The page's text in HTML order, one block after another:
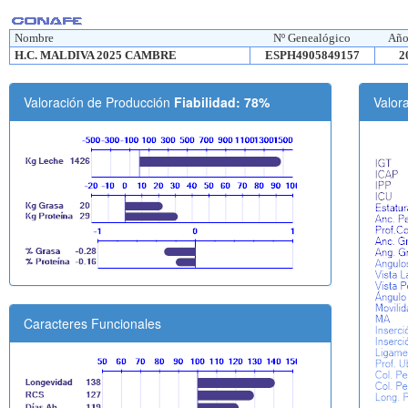
Nombre Nº Genealógico
H.C. MALDIVA 2025 CAMBRE
ESPH4905849157
Valoración de Producción Fiabilidad: 78%
Caracteres Funcionales